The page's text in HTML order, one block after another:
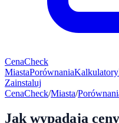
CenaCheck
MiastaPorównaniaKalkulatory
Zainstaluj
CenaCheck/Miasta/
Jak wypadają